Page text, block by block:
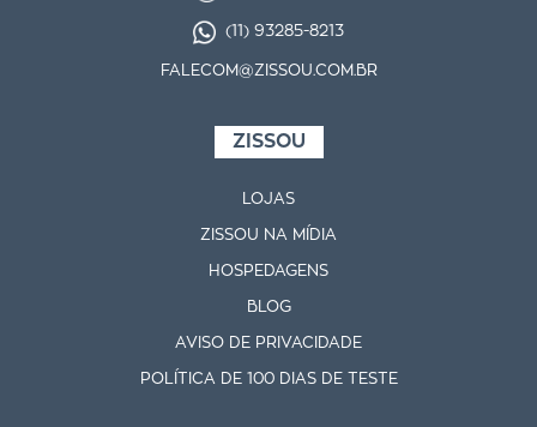
(11) 93285-8213
FALECOM@ZISSOU.COM.BR
ZISSOU
LOJAS
ZISSOU NA MÍDIA
HOSPEDAGENS
BLOG
AVISO DE PRIVACIDADE
POLÍTICA DE 100 DIAS DE TESTE